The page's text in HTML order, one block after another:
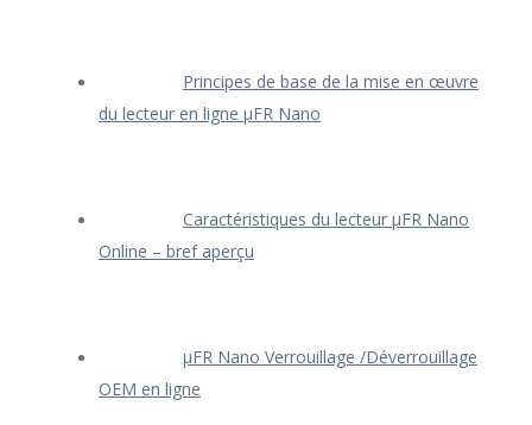
Principes de base de la mise en œuvre
du lecteur en ligne μFR Nano
Caractéristiques du lecteur μFR Nano
Online – bref aperçu
μFR Nano Verrouillage /Déverrouillage
OEM en ligne